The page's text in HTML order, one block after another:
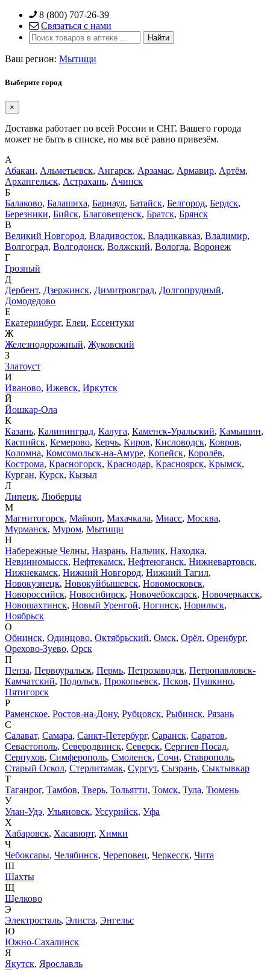
Skip
content
8 (800) 707-26-39
Связаться с нами
Ваш регион: Мытищи
Выберите город
×
Доставка работает по всей России и СНГ. Вашего города
может не быть в списке, но мы всё равно привезём.
А
Абакан, Альметьевск, Ангарск, Арзамас, Армавир, Артём,
Архангельск, Астрахань, Ачинск
Б
Балаково, Балашиха, Барнаул, Батайск, Белгород, Бердск,
Березники, Бийск, Благовещенск, Братск, Брянск
В
Великий Новгород, Владивосток, Владикавказ, Владимир,
Волгоград, Волгодонск, Волжский, Вологда, Воронеж
Г
Грозный
Д
Дербент, Дзержинск, Димитровград, Долгопрудный,
Домодедово
Е
Екатеринбург, Елец, Ессентуки
Ж
Железнодорожный, Жуковский
З
Златоуст
И
Иваново, Ижевск, Иркутск
Й
Йошкар-Ола
К
Казань, Калининград, Калуга, Каменск-Уральский, Камышин,
Каспийск, Кемерово, Керчь, Киров, Кисловодск, Ковров,
Коломна, Комсомольск-на-Амуре, Копейск, Королёв,
Кострома, Красногорск, Краснодар, Красноярск, Крымск,
Курган, Курск, Кызыл
Л
Липецк, Люберцы
М
Магнитогорск, Майкоп, Махачкала, Миасс, Москва,
Мурманск, Муром, Мытищи
Н
Набережные Челны, Назрань, Нальчик, Находка,
Невинномысск, Нефтекамск, Нефтеюганск, Нижневартовск,
Нижнекамск, Нижний Новгород, Нижний Тагил,
Новокузнецк, Новокуйбышевск, Новомосковск,
Новороссийск, Новосибирск, Новочебоксарск, Новочеркасск,
Новошахтинск, Новый Уренгой, Ногинск, Норильск,
Ноябрьск
О
Обнинск, Одинцово, Октябрьский, Омск, Орёл, Оренбург,
Орехово-Зуево, Орск
П
Пенза, Первоуральск, Пермь, Петрозаводск, Петропавловск-
Камчатский, Подольск, Прокопьевск, Псков, Пушкино,
Пятигорск
Р
Раменское, Ростов-на-Дону, Рубцовск, Рыбинск, Рязань
С
Салават, Самара, Санкт-Петербург, Саранск, Саратов,
Севастополь, Северодвинск, Северск, Сергиев Посад,
Серпухов, Симферополь, Смоленск, Сочи, Ставрополь,
Старый Оскол, Стерлитамак, Сургут, Сызрань, Сыктывкар
Т
Таганрог, Тамбов, Тверь, Тольятти, Томск, Тула, Тюмень
У
Улан-Удэ, Ульяновск, Уссурийск, Уфа
Х
Хабаровск, Хасавюрт, Химки
Ч
Чебоксары, Челябинск, Череповец, Черкесск, Чита
Ш
Шахты
Щ
Щелково
Э
Электросталь, Элиста, Энгельс
Ю
Южно-Сахалинск
Я
Якутск, Ярославль